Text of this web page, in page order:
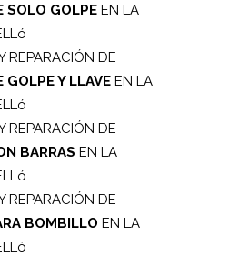
SOLO GOLPE EN LA
REPARACIÓN DE
GOLPE Y LLAVE EN LA
REPARACIÓN DE
BARRAS EN LA
REPARACIÓN DE
BOMBILLO EN LA